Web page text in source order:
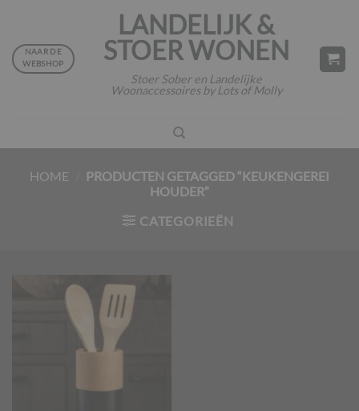
inhoud
LANDELIJK &
STOER WONEN
Stoer Sober en Landelijke
Woonaccessoires by Lots of Molly
NAAR DE
WEBSHOP
HOME
PRODUCTEN GETAGGED “KEUKENGEREI
HOUDER”
CATEGORIEËN